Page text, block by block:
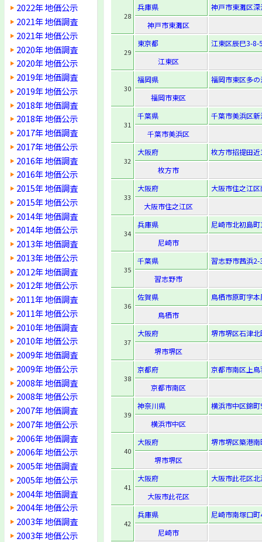
2022年 地価公示
2021年 地価調査
2021年 地価公示
2020年 地価調査
2020年 地価公示
2019年 地価調査
2019年 地価公示
2018年 地価調査
2018年 地価公示
2017年 地価調査
2017年 地価公示
2016年 地価調査
2016年 地価公示
2015年 地価調査
2015年 地価公示
2014年 地価調査
2014年 地価公示
2013年 地価調査
2013年 地価公示
2012年 地価調査
2012年 地価公示
2011年 地価調査
2011年 地価公示
2010年 地価調査
2010年 地価公示
2009年 地価調査
2009年 地価公示
2008年 地価調査
2008年 地価公示
2007年 地価調査
2007年 地価公示
2006年 地価調査
2006年 地価公示
2005年 地価調査
2005年 地価公示
2004年 地価調査
2004年 地価公示
2003年 地価調査
2003年 地価公示
28
兵庫県
神戸市東灘区
神戸市東灘区
29
東京都
江東区辰巳3-8-
江東区
30
福岡県
福岡市東区多
福岡市東区
31
千葉県
千葉市美浜区
千葉市美浜区
32
大阪府
枚方市招提田
枚方市
33
大阪府
大阪市住之江
大阪市住之江区
34
兵庫県
尼崎市北初島
尼崎市
35
千葉県
習志野市茜浜2-
習志野市
36
佐賀県
鳥栖市原町字
鳥栖市
37
大阪府
堺市堺区石津
堺市堺区
38
京都府
京都市南区上
京都市南区
39
神奈川県
横浜市中区錦
横浜市中区
40
大阪府
堺市堺区築港
堺市堺区
41
大阪府
大阪市此花区
大阪市此花区
42
兵庫県
尼崎市南塚口
尼崎市